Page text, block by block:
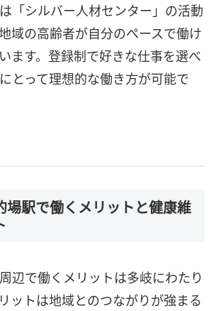
「シルバー人材センター」の活動
域の高齢者が自分のペースで働け
ます。登録制で好きな仕事を選べ
とって理想的な働き方が可能で
場駅で働くメリットと健康維
辺で働くメリットは多岐にわたり
ットは地域とのつながりが強まる